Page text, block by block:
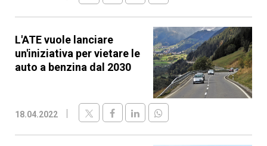
L'ATE vuole lanciare
un'iniziativa per vietare le
auto a benzina dal 2030
18.04.2022